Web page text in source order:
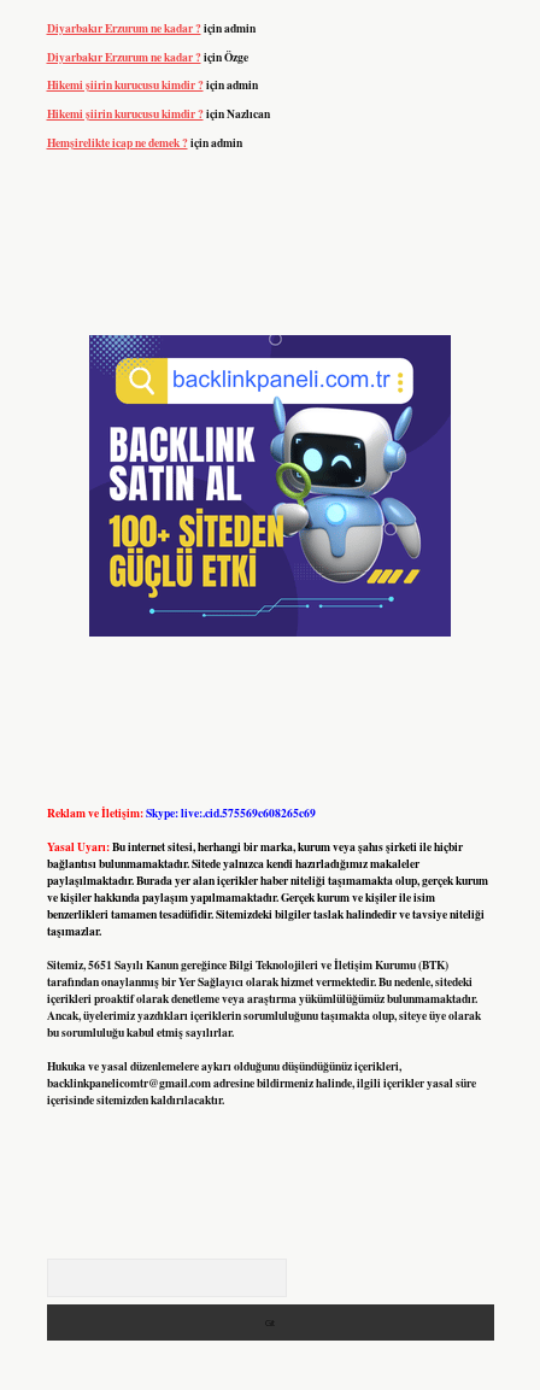
Diyarbakır Erzurum ne kadar ?içinadmin
Diyarbakır Erzurum ne kadar ?içinÖzge
Hikemi şiirin kurucusu kimdir ?içinadmin
Hikemi şiirin kurucusu kimdir ?içinNazlıcan
Hemşirelikte icap ne demek ?içinadmin
Reklam ve İletişim:Skype: live:.cid.575569c608265c69
Yasal Uyarı:Bu internet sitesi, herhangi bir marka, kurum veya şahıs şirketi ile hiçbir
bağlantısı bulunmamaktadır. Sitede yalnızca kendi hazırladığımız makaleler
paylaşılmaktadır. Burada yer alan içerikler haber niteliği taşımamakta olup, gerçek kurum
ve kişiler hakkında paylaşım yapılmamaktadır. Gerçek kurum ve kişiler ile isim
benzerlikleri tamamen tesadüfidir. Sitemizdeki bilgiler taslak halindedir ve tavsiye niteliği
taşımazlar.
Sitemiz, 5651 Sayılı Kanun gereğince Bilgi Teknolojileri ve İletişim Kurumu (BTK)
tarafından onaylanmış bir Yer Sağlayıcı olarak hizmet vermektedir. Bu nedenle, sitedeki
içerikleri proaktif olarak denetleme veya araştırma yükümlülüğümüz bulunmamaktadır.
Ancak, üyelerimiz yazdıkları içeriklerin sorumluluğunu taşımakta olup, siteye üye olarak
bu sorumluluğu kabul etmiş sayılırlar.
Hukuka ve yasal düzenlemelere aykırı olduğunu düşündüğünüz içerikleri,
backlinkpanelicomtr@gmail.comadresine bildirmeniz halinde, ilgili içerikler yasal süre
içerisinde sitemizden kaldırılacaktır.